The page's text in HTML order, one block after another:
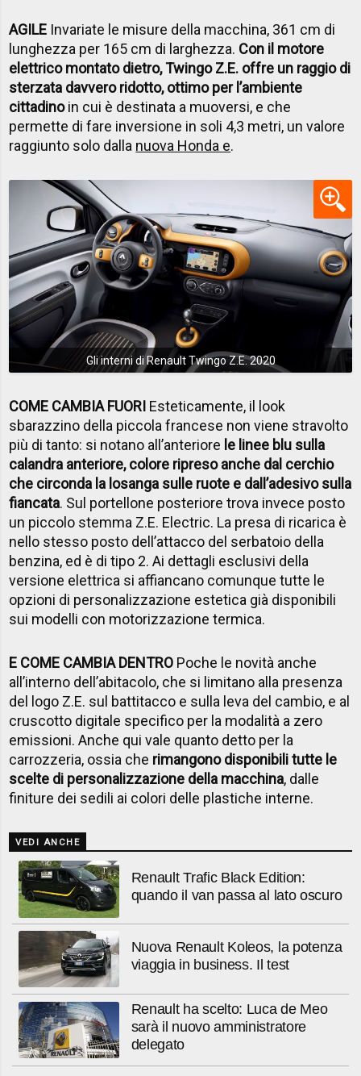
AGILE Invariate le misure della macchina, 361 cm di
lunghezza per 165 cm di larghezza. Con il motore
elettrico montato dietro, Twingo Z.E. offre un raggio di
sterzata davvero ridotto, ottimo per l’ambiente
cittadinoin cui è destinata a muoversi, e che
permette di fare inversione in soli 4,3 metri, un valore
raggiunto solo dalla nuova Honda e.
Gli interni di Renault Twingo Z.E. 2020
COME CAMBIA FUORI Esteticamente, il look
sbarazzino della piccola francese non viene stravolto
più di tanto: si notano all’anteriore le linee blu sulla
calandra anteriore, colore ripreso anche dal cerchio
che circonda la losanga sulle ruote e dall’adesivo sulla
fiancata. Sul portellone posteriore trova invece posto
un piccolo stemma Z.E. Electric. La presa di ricarica è
nello stesso posto dell’attacco del serbatoio della
benzina, ed è di tipo 2. Ai dettagli esclusivi della
versione elettrica si affiancano comunque tutte le
opzioni di personalizzazione estetica già disponibili
sui modelli con motorizzazione termica.
E COME CAMBIA DENTRO Poche le novità anche
all’interno dell’abitacolo, che si limitano alla presenza
del logo Z.E. sul battitacco e sulla leva del cambio, e al
cruscotto digitale specifico per la modalità a zero
emissioni. Anche qui vale quanto detto per la
carrozzeria, ossia che rimangono disponibili tutte le
scelte di personalizzazione della macchina, dalle
finiture dei sedili ai colori delle plastiche interne.
VEDI ANCHE
Renault Trafic Black Edition:
quando il van passa al lato oscuro
Nuova Renault Koleos, la potenza
viaggia in business. Il test
Renault ha scelto: Luca de Meo
sarà il nuovo amministratore
delegato